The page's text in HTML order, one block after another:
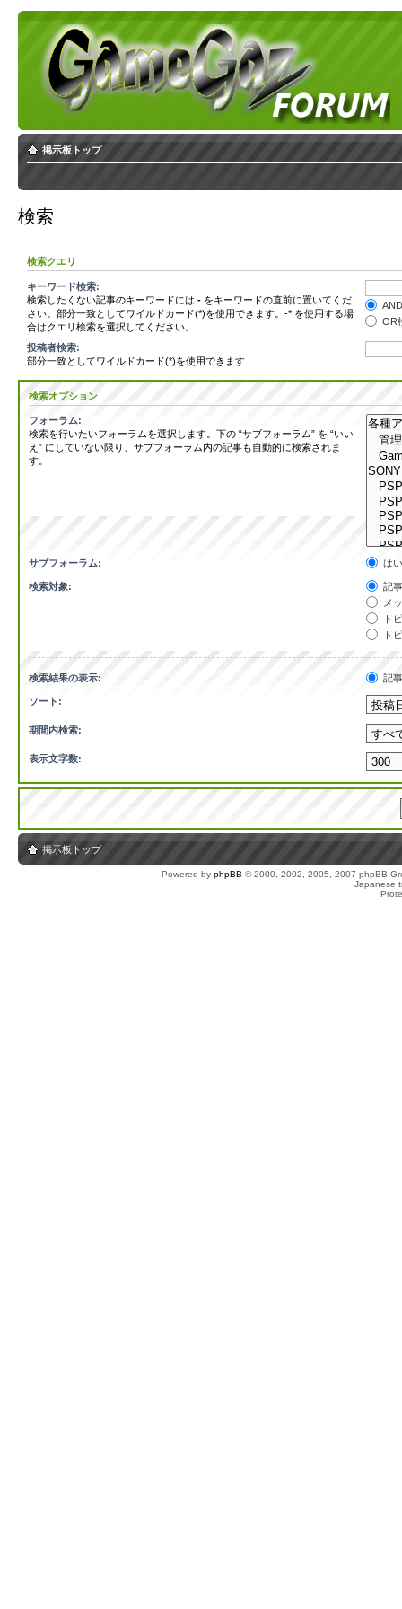
掲示板トップ
検索
検索クエリ
キーワード検索:
検索したくない記事のキーワードには - をキーワードの直前に置いてくだ
さい。部分一致としてワイルドカード(*)を使用できます。-* を使用する場
合はクエリ検索を選択してください。
OR
投稿者検索:
部分一致としてワイルドカード(*)を使用できます
検索オプション
フォーラム:
検索を行いたいフォーラムを選択します。下の “サブフォーラム” を “いい
え” にしていない限り、サブフォーラム内の記事も自動的に検索されま
す。
サブフォーラム: はい
検索対象:
記
メ
ト
ト
検索結果の表示: 記事
ソート:
期間内検索:
表示文字数:
掲示板トップ
Powered by phpBB © 2000, 2002, 2005, 2007 phpBB
Japanese